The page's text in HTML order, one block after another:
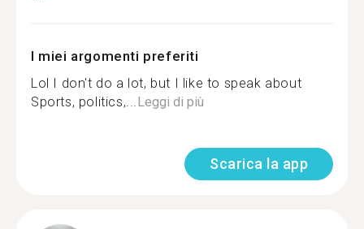
I miei argomenti preferiti
Lol I don't do a lot, but I like to speak about
Sports, politics,... Leggi di più
Scarica la app